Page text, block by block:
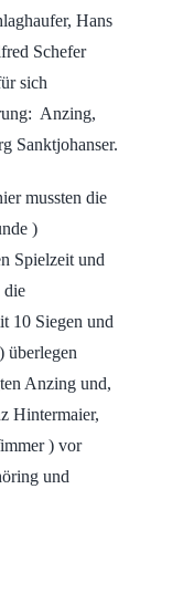
Hans
Schefer
sich
Anzing,
Sanktjohanser.
mussten die
)
Spielzeit und
die
10 Siegen und
überlegen
Anzing und,
Hintermaier,
) vor
und